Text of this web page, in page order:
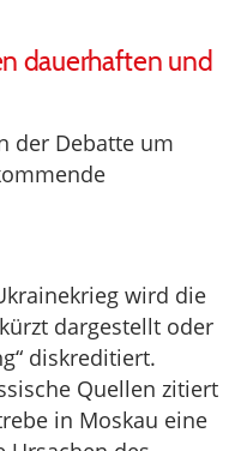
dauerhaften und
der Debatte um
wird die
dargestellt oder
diskreditiert.
Quellen zitiert
in Moskau eine